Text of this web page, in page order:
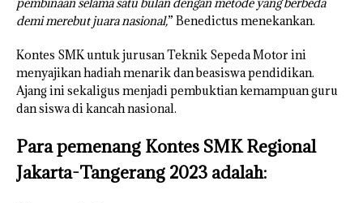
demi merebut juara nasional,” Benedictus menekankan.
Kontes SMK untuk jurusan Teknik Sepeda Motor ini
menyajikan hadiah menarik dan beasiswa pendidikan.
Ajang ini sekaligus menjadi pembuktian kemampuan guru
dan siswa di kancah nasional.
Para pemenang Kontes SMK Regional
Jakarta-Tangerang 2023 adalah: